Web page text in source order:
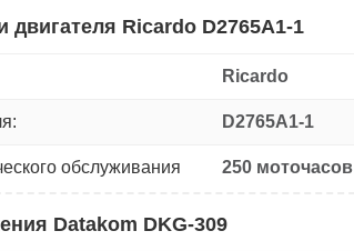
двигателя Ricardo D2765A1-1
Ricardo
D2765A1-1
обслуживания 250 моточасов
Datakom DKG-309